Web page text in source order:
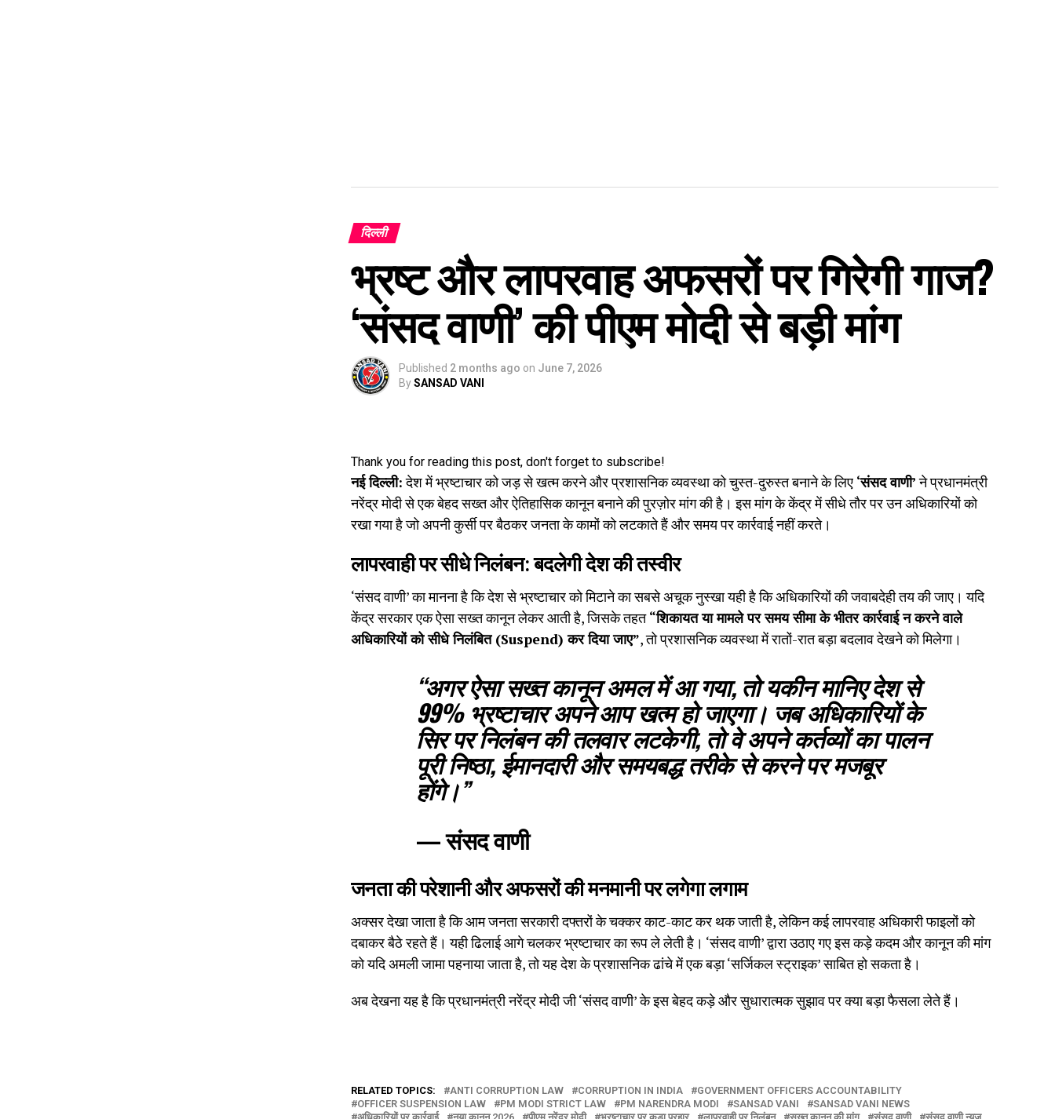
दिल्ली
भ्रष्ट और लापरवाह अफसरों पर गिरेगी गाज?
‘संसद वाणी’ की पीएम मोदी से बड़ी मांग
Published 2 months ago on June 7, 2026
BySANSAD VANI
Thank you for reading this post, don't forget to subscribe!
नई दिल्ली:देश में भ्रष्टाचार को जड़ से खत्म करने और प्रशासनिक व्यवस्था को चुस्त-दुरुस्त बनाने के लिए ‘संसद वाणी’ने प्रधानमंत्री
नरेंद्र मोदी से एक बेहद सख्त और ऐतिहासिक कानून बनाने की पुरज़ोर मांग की है। इस मांग के केंद्र में सीधे तौर पर उन अधिकारियों को
रखा गया है जो अपनी कुर्सी पर बैठकर जनता के कामों को लटकाते हैं और समय पर कार्रवाई नहीं करते।
लापरवाही पर सीधे निलंबन: बदलेगी देश की तस्वीर
‘संसद वाणी’ का मानना है कि देश से भ्रष्टाचार को मिटाने का सबसे अचूक नुस्खा यही है कि अधिकारियों की जवाबदेही तय की जाए। यदि
केंद्र सरकार एक ऐसा सख्त कानून लेकर आती है, जिसके तहत“शिकायत या मामले पर समय सीमा के भीतर कार्रवाई न करने वाले
अधिकारियों को सीधे निलंबित (Suspend) कर दिया जाए”, तो प्रशासनिक व्यवस्था में रातों-रात बड़ा बदलाव देखने को मिलेगा।
“अगर ऐसा सख्त कानून अमल में आ गया, तो यकीन मानिए देश से
99% भ्रष्टाचार अपने आप खत्म हो जाएगा। जब अधिकारियों के
सिर पर निलंबन की तलवार लटकेगी, तो वे अपने कर्तव्यों का पालन
पूरी निष्ठा, ईमानदारी और समयबद्ध तरीके से करने पर मजबूर
होंगे।”
—संसद वाणी
जनता की परेशानी और अफसरों की मनमानी पर लगेगा लगाम
अक्सर देखा जाता है कि आम जनता सरकारी दफ्तरों के चक्कर काट-काट कर थक जाती है, लेकिन कई लापरवाह अधिकारी फाइलों को
दबाकर बैठे रहते हैं। यही ढिलाई आगे चलकर भ्रष्टाचार का रूप ले लेती है। ‘संसद वाणी’ द्वारा उठाए गए इस कड़े कदम और कानून की मांग
को यदि अमली जामा पहनाया जाता है, तो यह देश के प्रशासनिक ढांचे में एक बड़ा ‘सर्जिकल स्ट्राइक’ साबित हो सकता है।
अब देखना यह है कि प्रधानमंत्री नरेंद्र मोदी जी ‘संसद वाणी’ के इस बेहद कड़े और सुधारात्मक सुझाव पर क्या बड़ा फैसला लेते हैं।
RELATED TOPICS: ANTI CORRUPTION LAW CORRUPTION IN INDIA
GOVERNMENT OFFICERS ACCOUNTABILITY
OFFICER SUSPENSION LAW
PM MODI STRICT LAW PM NARENDRA MODI SANSAD VANI
SANSAD VANI NEWS